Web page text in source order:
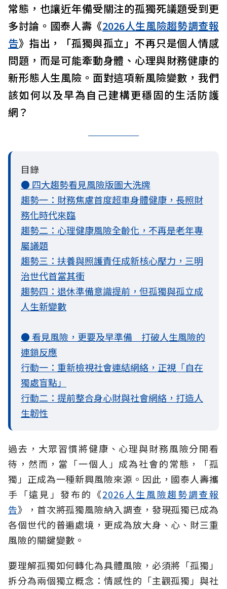
常態，也讓近年備受關注的孤獨死議題受到更
多討論。國泰人壽《2026人生風險趨勢調查報
告》指出，「孤獨與孤立」不再只是個人情感
問題，而是可能牽動身體、心理與財務健康的
新形態人生風險。面對這項新風險變數，我們
該如何以及早為自己建構更穩固的生活防護
網？
目錄
● 四大趨勢看見風險版圖大洗牌
趨勢一：財務焦慮首度超車身體健康，長照財
務化時代來臨
趨勢二：心理健康風險全齡化，不再是老年專
屬議題
趨勢三：扶養與照護責任成新核心壓力，三明
治世代首當其衝
趨勢四：退休準備意識提前，但孤獨與孤立成
人生新變數
● 看見風險，更要及早準備 打破人生風險的
連鎖反應
行動一：重新檢視社會連結網絡，正視「自在
獨處盲點」
行動二：提前整合身心財與社會網絡，打造人
生韌性
過去，大眾習慣將健康、心理與財務風險分開看
待，然而，當「一個人」成為社會的常態，「孤
獨」正成為一種新興風險來源。因此，國泰人壽攜
手「遠見」發布的《2026人生風險趨勢調查報
告》，首次將孤獨風險納入調查，發現孤獨已成為
各個世代的普遍處境，更成為放大身、心、財三重
風險的關鍵變數。
要理解孤獨如何轉化為具體風險，必須將「孤獨」
拆分為兩個獨立概念：情感性的「主觀孤獨」與社